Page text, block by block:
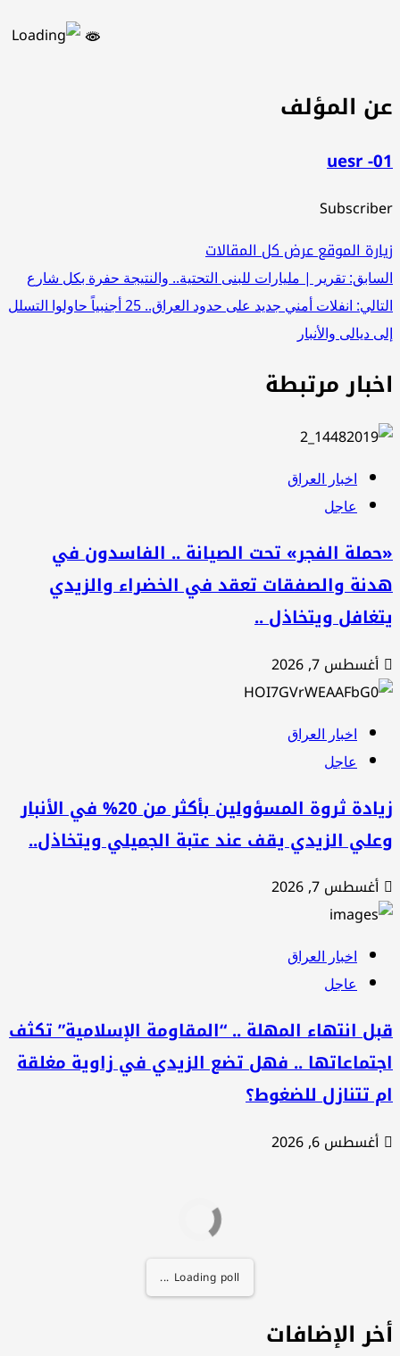
المؤلف
uesr -
الموقععرض كل المقالات
تقرير | مليارات للبنى التحتية.. والنتيجة حفرة بكل شارع
انفلات أمني جديد على حدود العراق.. 25 أجنبياً حاولوا التسلل
ديالى والأنبار
مرتبطة
اخبار العراق
عاجل
الفجر» تحت الصيانة .. الفاسدون في
والصفقات تعقد في الخضراء والزيدي
ويتخاذل ..
أغسطس 7, 2026
اخبار العراق
عاجل
زيادة ثروة المسؤولين بأكثر من 20% في الأنبار
الزيدي يقف عند عتبة الجميلي ويتخاذل..
أغسطس 7, 2026
اخبار العراق
عاجل
انتهاء المهلة .. “المقاومة الإسلامية” تكثف
.. فهل تضع الزيدي في زاوية مغلقة
تتنازل للضغوط؟
أغسطس 6, 2026
Loading poll ...
الإضافات